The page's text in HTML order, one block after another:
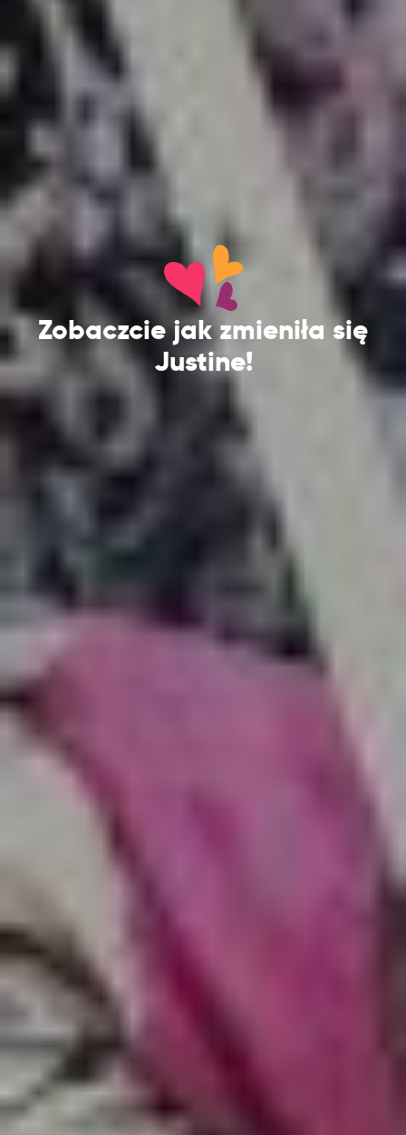
Zobaczcie jak zmieniła się
Justine!